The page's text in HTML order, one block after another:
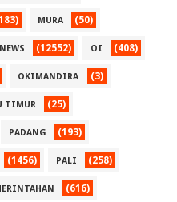
MURA (50)
NEWS (12552) OI (408)
OKIMANDIRA (3)
TIMUR (25)
PADANG (193)
(1456) PALI (258)
(616)